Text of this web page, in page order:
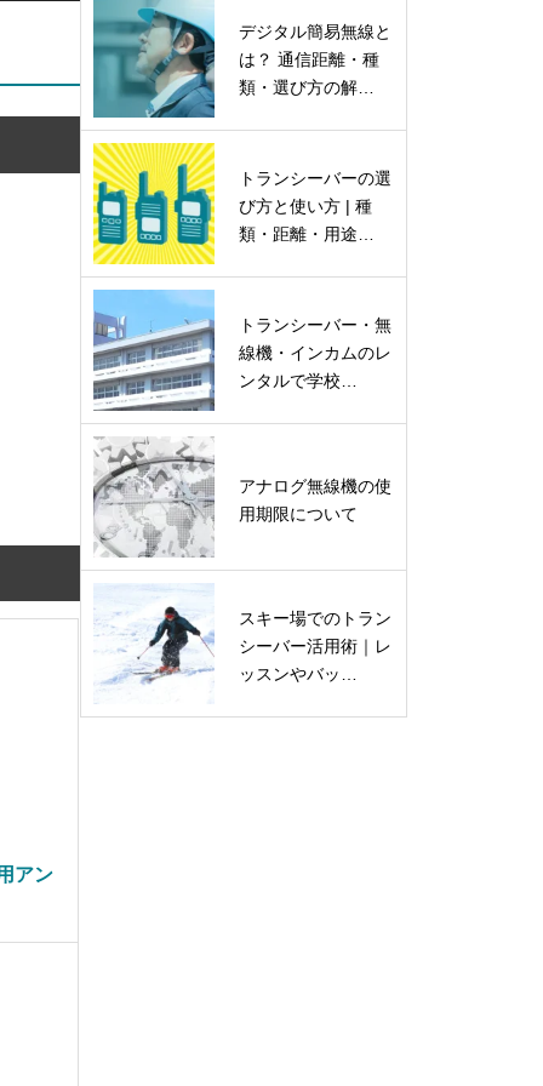
アン
デジタル簡易無線と
は？ 通信距離・種
類・選び方の解…
トランシーバーの選
び方と使い方 | 種
類・距離・用途…
トランシーバー・無
線機・インカムのレ
ンタルで学校…
アナログ無線機の使
用期限について
スキー場でのトラン
シーバー活用術｜レ
ッスンやバッ…